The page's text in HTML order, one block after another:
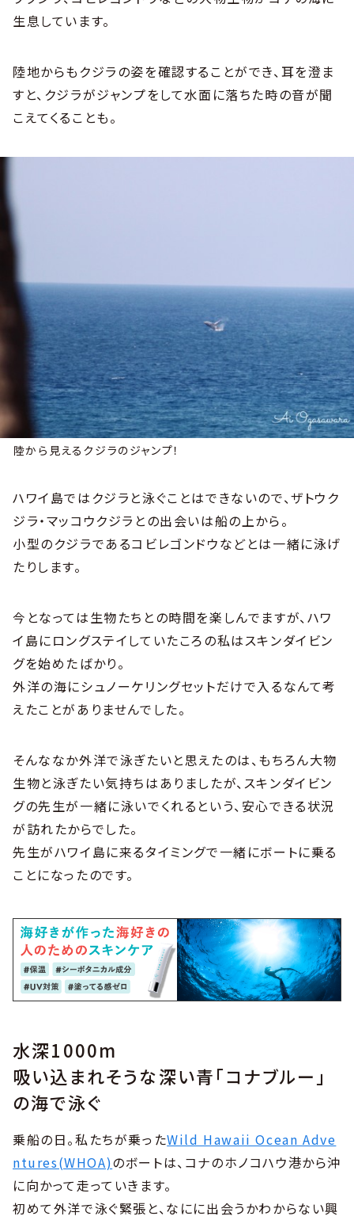
生息しています。
陸地からもクジラの姿を確認することができ、耳を澄ま
すと、クジラがジャンプをして水面に落ちた時の音が聞
こえてくることも。
陸から見えるクジラのジャンプ！
ハワイ島ではクジラと泳ぐことはできないので、ザトウク
ジラ・マッコウクジラとの出会いは船の上から。
小型のクジラであるコビレゴンドウなどとは一緒に泳げ
たりします。
今となっては生物たちとの時間を楽しんでますが、ハワ
イ島にロングステイしていたころの私はスキンダイビン
グを始めたばかり。
外洋の海にシュノーケリングセットだけで入るなんて考
えたことがありませんでした。
そんななか外洋で泳ぎたいと思えたのは、もちろん大物
生物と泳ぎたい気持ちはありましたが、スキンダイビン
グの先生が一緒に泳いでくれるという、安心できる状況
が訪れたからでした。
先生がハワイ島に来るタイミングで一緒にボートに乗る
ことになったのです。
水深1000m
吸い込まれそうな深い青「コナブルー」
の海で泳ぐ
乗船の日。私たちが乗ったWild Hawaii Ocean Adve
ntures(WHOA)のボートは、コナのホノコハウ港から沖
に向かって走っていきます。
初めて外洋で泳ぐ緊張と、なにに出会うかわからない興